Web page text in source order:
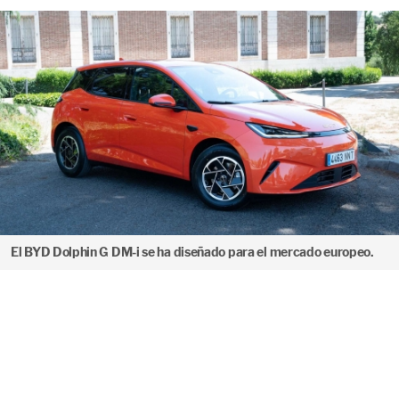
El BYD Dolphin G DM-i se ha diseñado para el mercado europeo.